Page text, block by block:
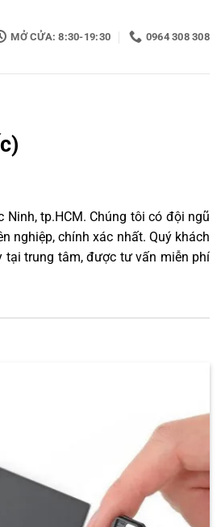
MỞ CỬA: 8:30-19:30 0964 308 308
tp.HCM. Chúng tôi có đội ngũ
nghiệp, chính xác nhất. Quý khách
tại trung tâm, được tư vấn miễn phí